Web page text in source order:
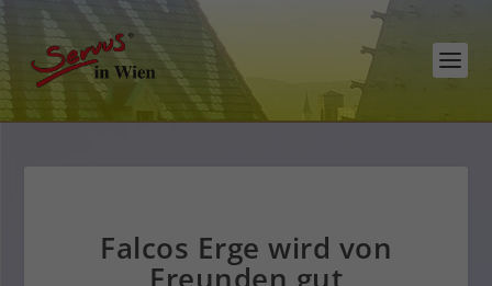
Falcos Erge wird von